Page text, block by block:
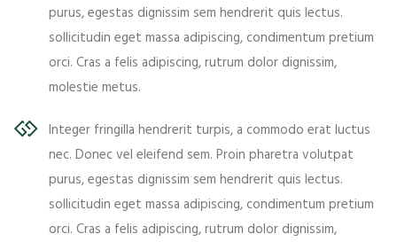
purus, egestas dignissim sem hendrerit quis lectus.
sollicitudin eget massa adipiscing, condimentum pretium
orci. Cras a felis adipiscing, rutrum dolor dignissim,
molestie metus.
Integer fringilla hendrerit turpis, a commodo erat luctus
nec. Donec vel eleifend sem. Proin pharetra volutpat
purus, egestas dignissim sem hendrerit quis lectus.
sollicitudin eget massa adipiscing, condimentum pretium
orci. Cras a felis adipiscing, rutrum dolor dignissim,